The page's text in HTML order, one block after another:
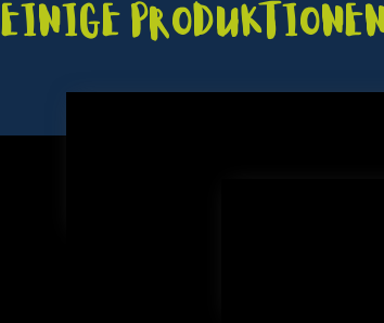
Einige Produktionen